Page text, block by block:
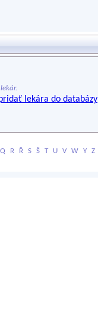
lekára do databázy
Q R Ř S Š T U V W Y Z